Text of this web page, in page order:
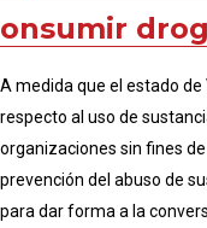
onsumir
A medida que el estado
respecto al uso de
organizaciones sin fines
prevención del abuso de
para dar forma a la